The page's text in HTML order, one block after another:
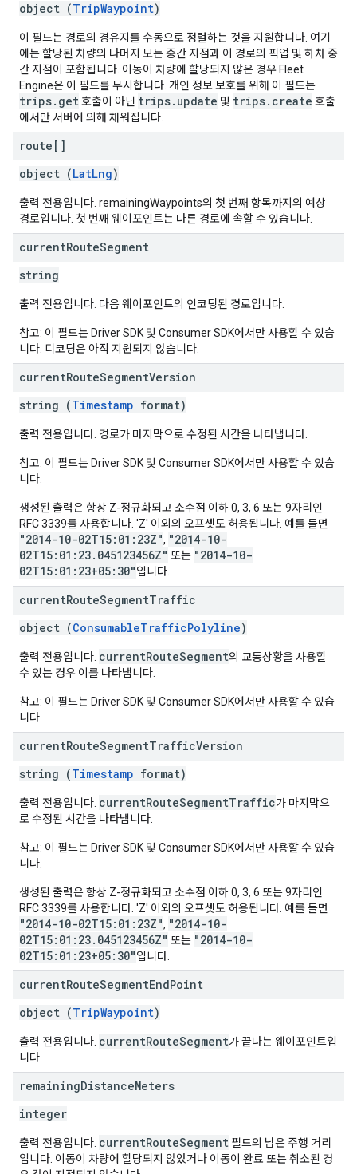
object (TripWaypoint)
이 필드는 경로의 경유지를 수동으로 정렬하는 것을 지원합니다. 여기
에는 할당된 차량의 나머지 모든 중간 지점과 이 경로의 픽업 및 하차 중
간 지점이 포함됩니다. 이동이 차량에 할당되지 않은 경우 Fleet
Engine은 이 필드를 무시합니다. 개인 정보 보호를 위해 이 필드는
trips.get호출이 아닌 trips.update 및 trips.create 호출
에서만 서버에 의해 채워집니다.
route[]
object (LatLng)
출력 전용입니다. remainingWaypoints의 첫 번째 항목까지의 예상
경로입니다. 첫 번째 웨이포인트는 다른 경로에 속할 수 있습니다.
currentRouteSegment
string
출력 전용입니다. 다음 웨이포인트의 인코딩된 경로입니다.
참고: 이 필드는 Driver SDK 및 Consumer SDK에서만 사용할 수 있습
니다. 디코딩은 아직 지원되지 않습니다.
currentRouteSegmentVersion
string (Timestamp format)
출력 전용입니다. 경로가 마지막으로 수정된 시간을 나타냅니다.
참고: 이 필드는 Driver SDK 및 Consumer SDK에서만 사용할 수 있습
니다.
생성된 출력은 항상 Z-정규화되고 소수점 이하 0, 3, 6 또는 9자리인
RFC 3339를 사용합니다. 'Z' 이외의 오프셋도 허용됩니다. 예를 들면
"2014-10-02T15:01:23Z", "2014-10-
02T15:01:23.045123456Z" 또는 "2014-10-
02T15:01:23+05:30"입니다.
currentRouteSegmentTraffic
object (ConsumableTrafficPolyline)
출력 전용입니다. currentRouteSegment의 교통상황을 사용할
수 있는 경우 이를 나타냅니다.
참고: 이 필드는 Driver SDK 및 Consumer SDK에서만 사용할 수 있습
니다.
currentRouteSegmentTrafficVersion
string (Timestamp format)
출력 전용입니다. currentRouteSegmentTraffic가 마지막으
로 수정된 시간을 나타냅니다.
참고: 이 필드는 Driver SDK 및 Consumer SDK에서만 사용할 수 있습
니다.
생성된 출력은 항상 Z-정규화되고 소수점 이하 0, 3, 6 또는 9자리인
RFC 3339를 사용합니다. 'Z' 이외의 오프셋도 허용됩니다. 예를 들면
"2014-10-02T15:01:23Z", "2014-10-
02T15:01:23.045123456Z" 또는 "2014-10-
02T15:01:23+05:30"입니다.
currentRouteSegmentEndPoint
object (TripWaypoint)
출력 전용입니다. currentRouteSegment가 끝나는 웨이포인트입
니다.
remainingDistanceMeters
integer
출력 전용입니다. currentRouteSegment 필드의 남은 주행 거리
입니다. 이동이 차량에 할당되지 않았거나 이동이 완료 또는 취소된 경